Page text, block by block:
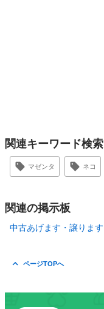
関連キーワード検索
マゼンタ ネコ
関連の掲示板
中古あげます・譲ります
ページTOPへ